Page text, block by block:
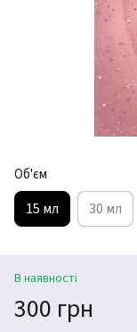
Об'єм
15 мл 30 мл
В наявності
300 грн